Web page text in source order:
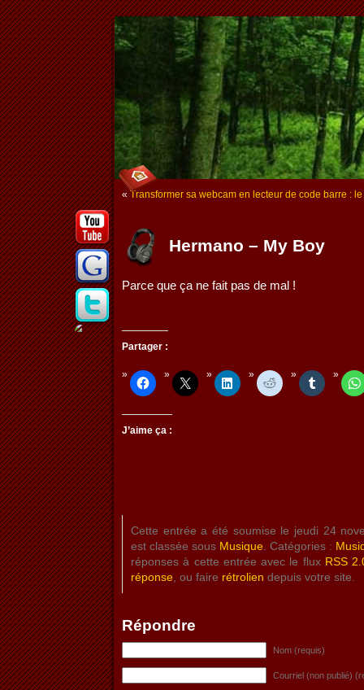
« Transformer sa webcam en lecteur de code barre :
Hermano – My Boy
Parce que ça ne fait pas de mal !
Partager :
J’aime ça :
Cette entrée a été soumise le jeudi 24
est classée sous Musique. Catégories :
réponses à cette entrée avec le flux RSS
réponse, ou faire rétrolien depuis votre site.
Répondre
Nom (requis)
Courriel (non publié)